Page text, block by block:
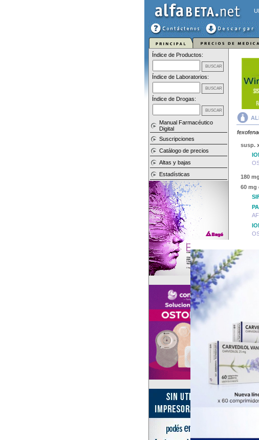
Índice de Productos:
Índice de Laboratorios:
Índice de Drogas:
Manual Farmacéutico
Digital
Suscripciones
Catálogo de precios
Altas y bajas
Estadísticas
susp.
180
60 mg
AF
AF
180